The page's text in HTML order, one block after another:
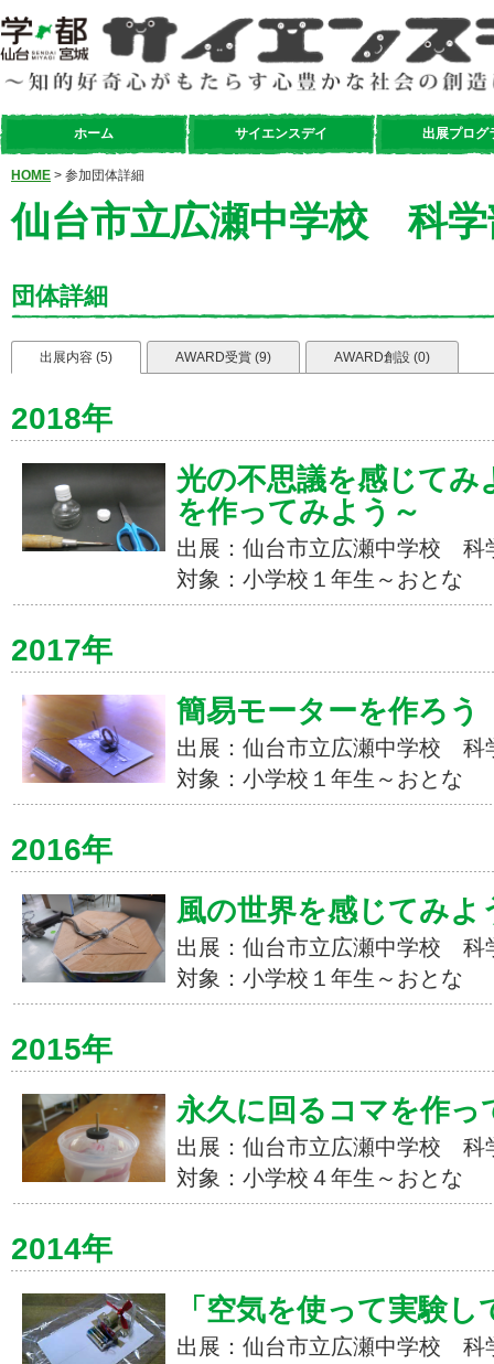
ホーム サイエンスデイ 出展プログ
HOME > 参加団体詳細
仙台市立広瀬中学校 科
団体詳細
出展内容 (5) AWARD受賞 (9) AWARD創設 (0)
2018年
光の不思議を感じてみ
を作ってみよう～
出展：仙台市立広瀬中学校 科
対象：小学校１年生～おとな
2017年
簡易モーターを作ろう
出展：仙台市立広瀬中学校 科
対象：小学校１年生～おとな
2016年
風の世界を感じてみよ
出展：仙台市立広瀬中学校 科
対象：小学校１年生～おとな
2015年
永久に回るコマを作っ
出展：仙台市立広瀬中学校 科
対象：小学校４年生～おとな
2014年
「空気を使って実験
出展：仙台市立広瀬中学校 科